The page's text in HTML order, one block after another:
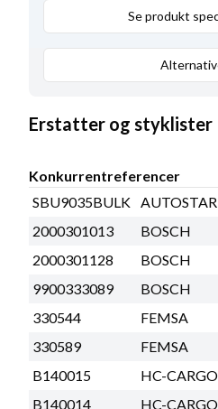
Se produkt
Erstatter og styklister
Konkurrentreferencer
SBU9035BULK
2000301013
BOSCH
2000301128
BOSCH
9900333089
BOSCH
330544
FEMSA
330589
FEMSA
B140015
HC-CARGO
B140014
HC-CARGO